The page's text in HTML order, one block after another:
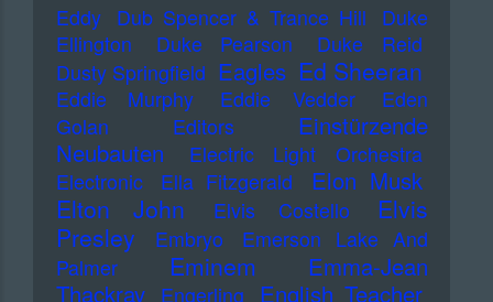
Eddy
Dub Spencer & Trance Hill
Duke
Ellington
Duke Pearson
Duke Reid
Dusty Springfield Eagles Ed Sheeran
Eddie Murphy Eddie Vedder
Eden
Golan
Editors
Einstürzende
Neubauten
Electric Light Orchestra
Electronic
Ella Fitzgerald Elon Musk
Elton John Elvis Costello
Elvis
Presley
Embryo
Emerson Lake And
Palmer
Eminem
Emma-Jean
Thackray
Engerling English Teacher